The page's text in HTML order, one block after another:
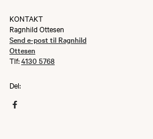
KONTAKT
Ragnhild Ottesen
Send e-post til Ragnhild
Ottesen
Tlf:4130 5768
Del: